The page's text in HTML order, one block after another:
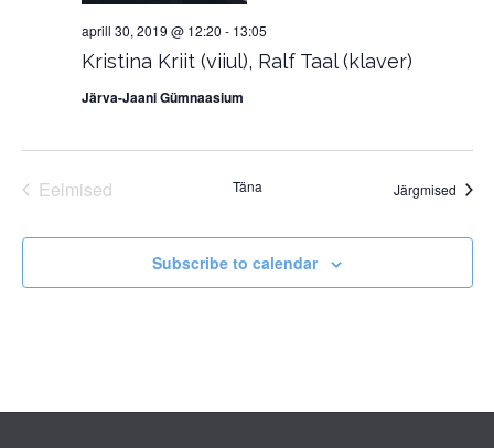
Kristina Kriit (viiul), Ralf Taal (klaver)
aprill 30, 2019 @ 12:20 - 13:05
Järva-Jaani Gümnaasium
Eelmised
Täna Järgmised
Subscribe to calendar